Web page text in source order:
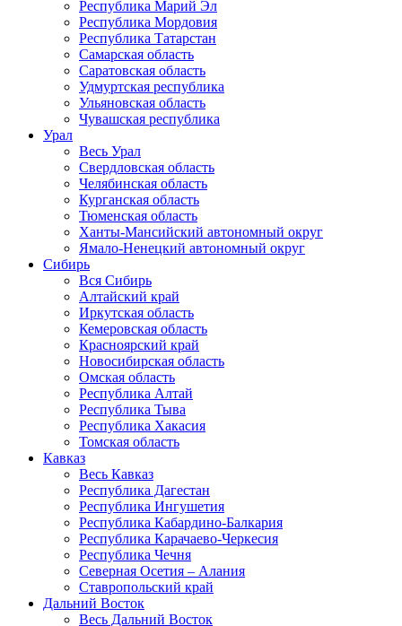
Республика Марий Эл
Республика Мордовия
Республика Татарстан
Самарская область
Саратовская область
Удмуртская республика
Ульяновская область
Чувашская республика
Урал
Весь Урал
Свердловская область
Челябинская область
Курганская область
Тюменская область
Ханты-Мансийский автономный округ
Ямало-Ненецкий автономный округ
Сибирь
Вся Сибирь
Алтайский край
Иркутская область
Кемеровская область
Красноярский край
Новосибирская область
Омская область
Республика Алтай
Республика Тыва
Республика Хакасия
Томская область
Кавказ
Весь Кавказ
Республика Дагестан
Республика Ингушетия
Республика Кабардино-Балкария
Республика Карачаево-Черкесия
Республика Чечня
Северная Осетия – Алания
Ставропольский край
Дальний Восток
Весь Дальний Восток